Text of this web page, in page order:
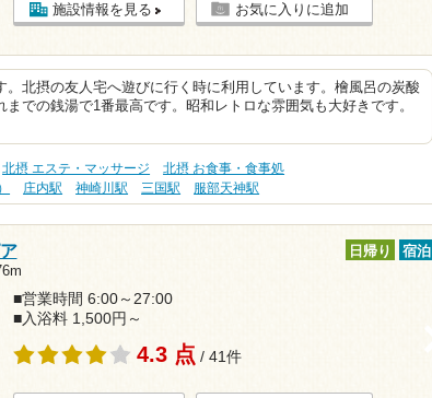
施設情報を見る お気に入りに追加
。北摂の友人宅へ遊びに行く時に利用しています。檜風呂の炭酸
までの銭湯で1番最高です。昭和レトロな雰囲気も大好きです。
北摂 エステ・マッサージ
北摂 お食事・食事処
庄内駅 神崎川駅 三国駅 服部天神駅
日帰り 宿泊
■営業時間 6:00～27:00
■入浴料 1,500円～
4.3 点 / 41件